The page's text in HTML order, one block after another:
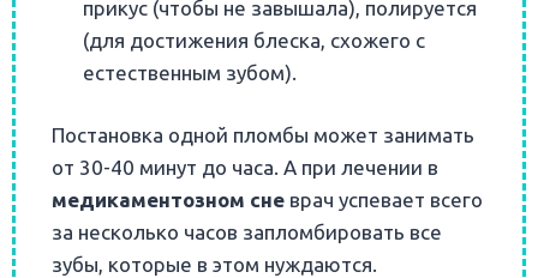
прикус (чтобы не завышала), полируется
(для достижения блеска, схожего с
естественным зубом).
Постановка одной пломбы может занимать
от 30-40 минут до часа. А при лечении в
медикаментозном сне врач успевает всего
за несколько часов запломбировать все
зубы, которые в этом нуждаются.